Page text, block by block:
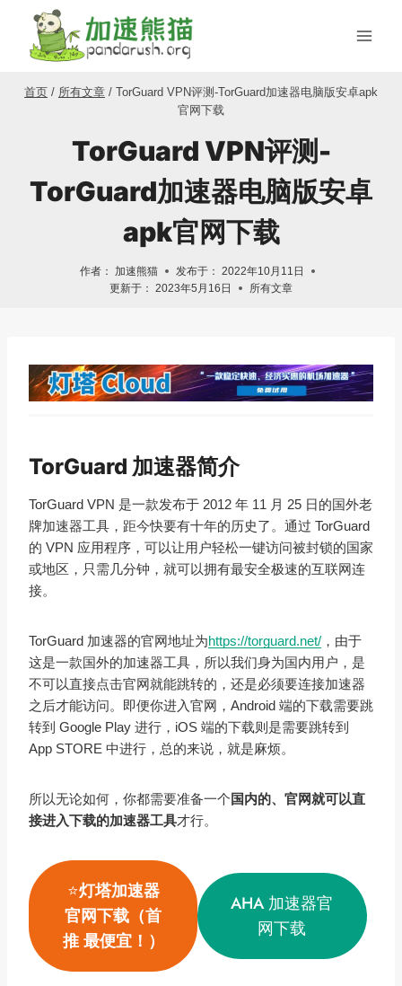
首页 / 所有文章 / TorGuard VPN评测-TorGuard加速器电脑版安卓apk
官网下载
TorGuard VPN评测-
TorGuard加速器电脑版安卓
apk官网下载
作者： 加速熊猫 发布于： 2022年10月11日
更新于： 2023年5月16日 所有文章
TorGuard 加速器简介
TorGuard VPN 是一款发布于 2012 年 11 月 25 日的国外老
牌加速器工具，距今快要有十年的历史了。通过 TorGuard
的 VPN 应用程序，可以让用户轻松一键访问被封锁的国家
或地区，只需几分钟，就可以拥有最安全极速的互联网连
接。
TorGuard 加速器的官网地址为https://torguard.net/ ， 由于
这是一款国外的加速器工具，所以我们身为国内用户，是
不可以直接点击官网就能跳转的，还是必须要连接加速器
之后才能访问。即便你进入官网，Android 端的下载需要跳
转到 Google Play 进行，iOS 端的下载则是需要跳转到
App STORE 中进行，总的来说，就是麻烦。
所以无论如何，你都需要准备一个国内的、官网就可以直
接进入下载的加速器工具才行。
⭐灯塔加速器
官网下载（首
推 最便宜！）
AHA 加速器官
网下载